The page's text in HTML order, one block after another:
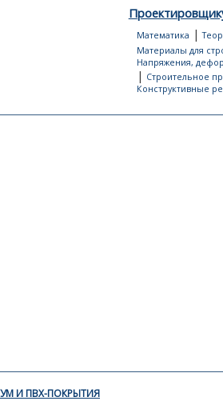
Математика |
Материалы для
Напряжения,
| Строительное
Конструктивные
И ПВХ-ПОКРЫТИЯ